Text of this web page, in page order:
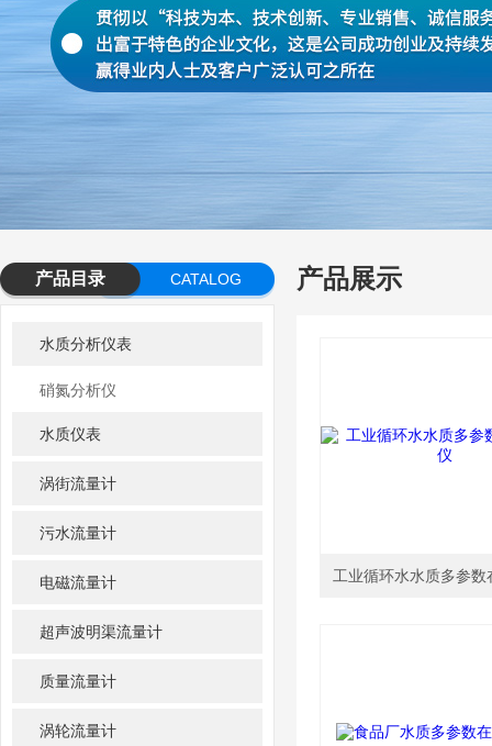
产品目录 CATALOG
水质分析仪表
硝氮分析仪
水质仪表
涡街流量计
污水流量计
电磁流量计
超声波明渠流量计
质量流量计
涡轮流量计
产品展示
工业循环水水质多参数